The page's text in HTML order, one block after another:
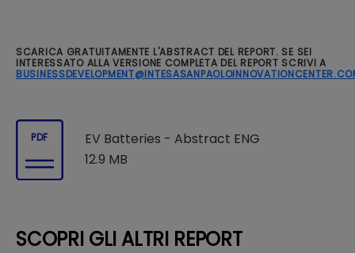
SCARICA GRATUITAMENTE L'ABSTRACT DEL REPORT. SE SEI
INTERESSATO ALLA VERSIONE COMPLETA DEL REPORT SCRIVI A
PDF
EV Batteries - Abstract ENG
12.9 MB
SCOPRI GLI ALTRI REPORT